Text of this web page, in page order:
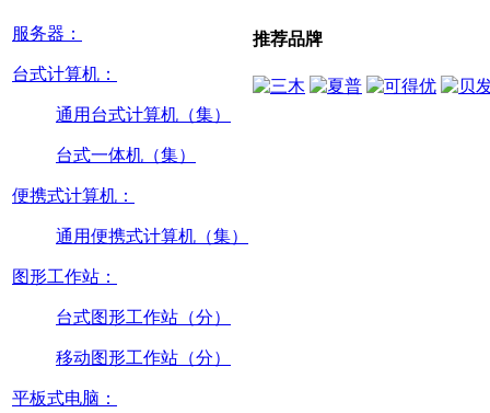
服务器：
台式计算机：
通用台式计算机（集）
台式一体机（集）
便携式计算机：
通用便携式计算机（集）
图形工作站：
台式图形工作站（分）
移动图形工作站（分）
平板式电脑：
推荐品牌